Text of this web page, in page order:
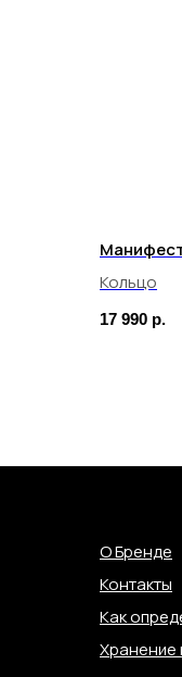
Кольцо
17 990 р.
О Бренде
Контакты
Как
Хранение